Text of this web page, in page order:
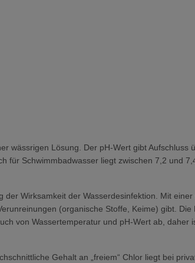
wässrigen Lösung. Der pH-Wert gibt
für Schwimmbadwasser liegt zwischen 7,2 und
Wirksamkeit der Wasserdesinfektion. Mit
(organische Stoffe, Keime) gibt.
von Wassertemperatur und pH-Wert ab,
Gehalt an „freiem“ Chlor liegt bei